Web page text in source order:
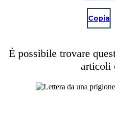
Copia
È possibile trovare
articoli